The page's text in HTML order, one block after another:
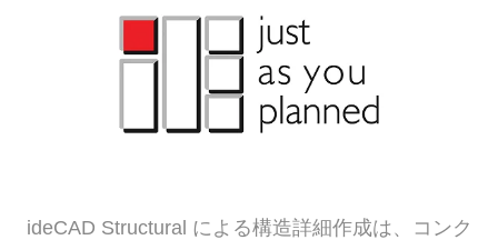
ideCAD Structural による構造詳細作成は、コンク